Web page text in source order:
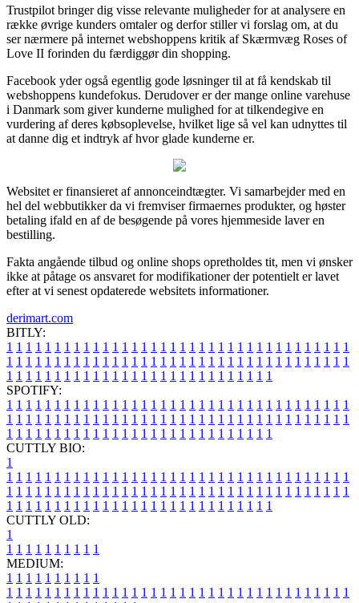
Trustpilot bringer dig visse relevante muligheder for at analysere en
række øvrige kunders omtaler og derfor stiller vi forslag om, at du
ser nærmere på internet webshoppens kritik af Skærmvæg Roses of
Love II forinden du færdiggør din shopping.
Facebook yder også egentlig gode løsninger til at få kendskab til
webshoppens kundefokus. Derudover er der mange online varehuse
i Danmark som giver kunderne mulighed for at tilkendegive en
vurdering af deres købsoplevelse, hvilket lige så vel kan udnyttes til
at danne dig et indtryk af hvor glade kunderne er.
Websitet er finansieret af annonceindtægter. Vi samarbejder med en
hel del webbutikker da vi fremviser firmaernes produkter, og høster
betaling ifald en af de besøgende på vores hjemmeside laver en
bestilling.
Fakta angående tilbud og online shops opretholdes tit, men vi ønsker
ikke at påtage os ansvaret for modifikationer der potentielt er lavet
efter at vi senest opdaterede websitets informationer.
derimart.com
BITLY:
1 1 1 1 1 1 1 1 1 1 1 1 1 1 1 1 1 1 1 1 1 1 1 1 1 1 1 1 1 1 1 1 1 1 1 1
1 1 1 1 1 1 1 1 1 1 1 1 1 1 1 1 1 1 1 1 1 1 1 1 1 1 1 1 1 1 1 1 1 1 1 1
1 1 1 1 1 1 1 1 1 1 1 1 1 1 1 1 1 1 1 1 1 1 1 1 1 1 1 1
SPOTIFY:
1 1 1 1 1 1 1 1 1 1 1 1 1 1 1 1 1 1 1 1 1 1 1 1 1 1 1 1 1 1 1 1 1 1 1 1
1 1 1 1 1 1 1 1 1 1 1 1 1 1 1 1 1 1 1 1 1 1 1 1 1 1 1 1 1 1 1 1 1 1 1 1
1 1 1 1 1 1 1 1 1 1 1 1 1 1 1 1 1 1 1 1 1 1 1 1 1 1 1 1
CUTTLY BIO:
1
1 1 1 1 1 1 1 1 1 1 1 1 1 1 1 1 1 1 1 1 1 1 1 1 1 1 1 1 1 1 1 1 1 1 1 1
1 1 1 1 1 1 1 1 1 1 1 1 1 1 1 1 1 1 1 1 1 1 1 1 1 1 1 1 1 1 1 1 1 1 1 1
1 1 1 1 1 1 1 1 1 1 1 1 1 1 1 1 1 1 1 1 1 1 1 1 1 1 1 1
CUTTLY OLD:
1
1 1 1 1 1 1 1 1 1 1
MEDIUM:
1 1 1 1 1 1 1 1 1 1
1 1 1 1 1 1 1 1 1 1 1 1 1 1 1 1 1 1 1 1 1 1 1 1 1 1 1 1 1 1 1 1 1 1 1 1